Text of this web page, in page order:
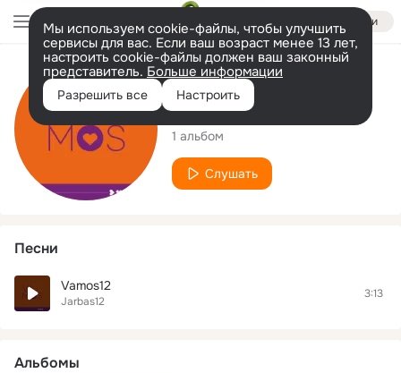
Войти
Мы используем cookie-файлы, чтобы улучшить
сервисы для вас. Если ваш возраст менее 13 лет,
настроить cookie-файлы должен ваш законный
представитель. Больше информации
Разрешить все Настроить
Исполнитель
Jarbas12
1 альбом
Слушать
Песни
Vamos12
Jarbas12
3:13
Альбомы